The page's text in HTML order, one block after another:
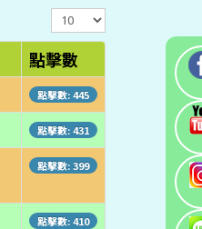
顯
示
數
目
點擊數
點擊數: 445
點擊數: 431
點擊數: 399
點擊數: 410